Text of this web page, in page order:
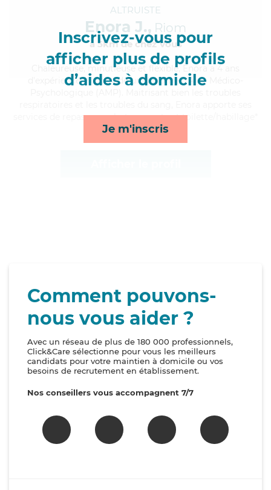
Inscrivez-vous pour
afficher plus de profils
d’aides à domicile
Je m'inscris
ALTRUISTE
Enora J., Riom
à 5km de chez Vous
, minutieuse et flexible, Enora a 4 ans
d'expérience et possède un diplôme d'Aide Médico-
services de repas, rappels, transports et toilette/habillage*
Comment pouvons-
nous vous aider ?
Avec un réseau de plus de 180 000 professionnels,
Click&Care sélectionne pour vous les meilleurs
candidats pour votre maintien à domicile ou vos
besoins de recrutement en établissement.
Nos conseillers vous accompagnent 7/7